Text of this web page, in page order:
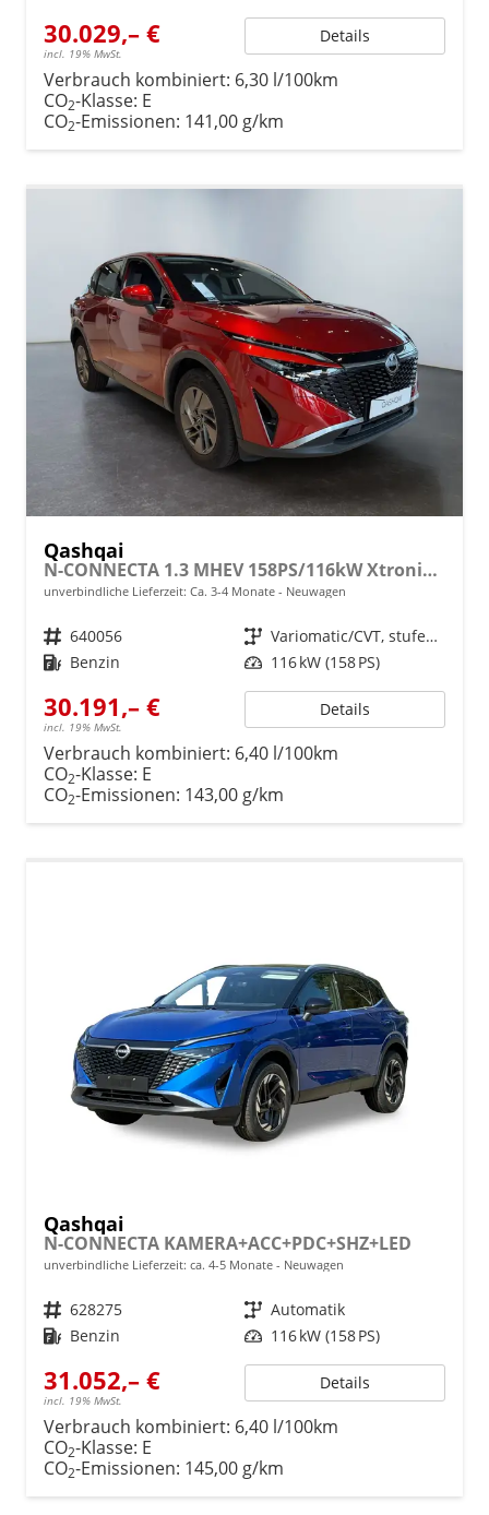
30.029,– €
incl. 19% MwSt.
Details
Verbrauch kombiniert: 6,30 l/100km
CO2-Klasse: E
CO2-Emissionen: 141,00 g/km
Qashqai
N-CONNECTA 1.3 MHEV 158PS/116kW Xtronic 2026
unverbindliche Lieferzeit: Ca. 3-4 Monate Neuwagen
Fahrzeugnr. 640056 Getriebe
Variomatic/CVT, stufenlos
Kraftstoff Benzin Leistung 116 kW (158 PS)
30.191,– €
incl. 19% MwSt.
Details
Verbrauch kombiniert: 6,40 l/100km
CO2-Klasse: E
CO2-Emissionen: 143,00 g/km
Qashqai
N-CONNECTA KAMERA+ACC+PDC+SHZ+LED
unverbindliche Lieferzeit: ca. 4-5 Monate Neuwagen
Fahrzeugnr. 628275 Getriebe Automatik
Kraftstoff Benzin Leistung 116 kW (158 PS)
31.052,– €
incl. 19% MwSt.
Details
Verbrauch kombiniert: 6,40 l/100km
CO2-Klasse: E
CO2-Emissionen: 145,00 g/km